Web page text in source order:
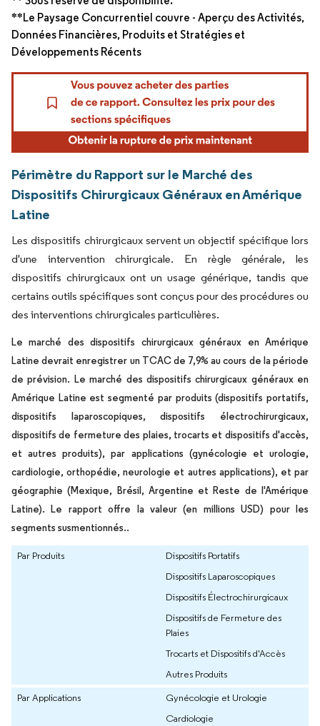
**Le Paysage Concurrentiel couvre - Aperçu des Activités,
Données Financières, Produits et Stratégies et
Développements Récents
Périmètre du Rapport sur le Marché des
Dispositifs Chirurgicaux Généraux en Amérique
Latine
Les dispositifs chirurgicaux servent un objectif spécifique lors
d'une intervention chirurgicale. En règle générale, les
dispositifs chirurgicaux ont un usage générique, tandis que
certains outils spécifiques sont conçus pour des procédures ou
des interventions chirurgicales particulières.
Le marché des dispositifs chirurgicaux généraux en Amérique
Latine devrait enregistrer un TCAC de 7,9% au cours de la période
de prévision. Le marché des dispositifs chirurgicaux généraux en
Amérique Latine est segmenté par produits (dispositifs portatifs,
dispositifs laparoscopiques, dispositifs électrochirurgicaux,
dispositifs de fermeture des plaies, trocarts et dispositifs d'accès,
et autres produits), par applications (gynécologie et urologie,
cardiologie, orthopédie, neurologie et autres applications), et par
géographie (Mexique, Brésil, Argentine et Reste de l'Amérique
Latine). Le rapport offre la valeur (en millions USD) pour les
segments susmentionnés..
Par Produits
Dispositifs Portatifs
Dispositifs Laparoscopiques
Dispositifs Électrochirurgicaux
Dispositifs de Fermeture des
Plaies
Trocarts et Dispositifs d'Accès
Autres Produits
Par Applications
Gynécologie et Urologie
Cardiologie